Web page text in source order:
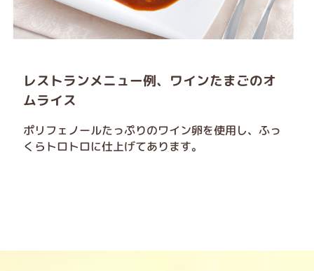
レストランメニュー例、ワインたまごのオ
ムライス
ポリフェノールたっぷりのワイン卵を使用し、ふっ
くらトロトロに仕上げてあります。